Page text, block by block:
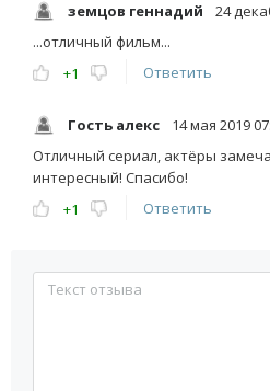
земцов геннадий
24
...отличный фильм...
+1
Ответить
Гость алекс
14 мая 2019
Отличный сериал, актёры
интересный! Спасибо!
+1
Ответить